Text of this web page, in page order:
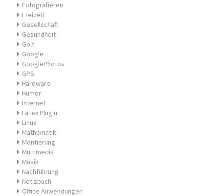
Fotografieren
Freizeit
Gesellschaft
Gesundheit
Golf
Google
GooglePhotos
GPS
Hardware
Humor
Internet
LaTex Plugin
Linux
Mathematik
Montierung
Multimedia
Musik
Nachführung
Notizbuch
Office Anwendungen